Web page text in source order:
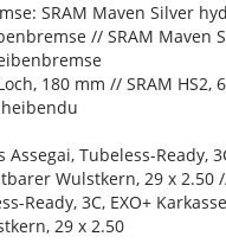
SRAM Maven Silver
// SRAM Maven
180 mm // SRAM HS2,
Assegai, Tubeless-Ready,
Wulstkern, 29 x
Ready, 3C, EXO+
29 x 2.50